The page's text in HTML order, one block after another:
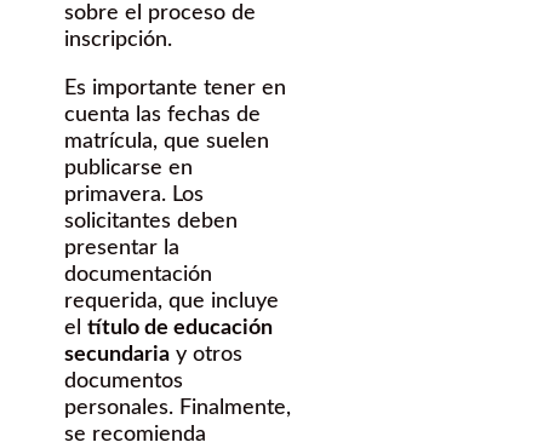
sobre el proceso de
inscripción.
Es importante tener en
cuenta las fechas de
matrícula, que suelen
publicarse en
primavera. Los
solicitantes deben
presentar la
documentación
requerida, que incluye
el título de educación
secundaria y otros
documentos
personales. Finalmente,
se recomienda